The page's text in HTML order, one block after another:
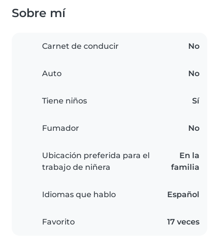
Sobre mí
Carnet de conducir No
Auto No
Tiene niños Sí
Fumador No
Ubicación preferida para el
trabajo de niñera
En la
familia
Idiomas que hablo Español
Favorito 17 veces